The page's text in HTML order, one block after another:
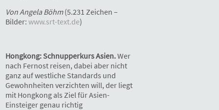
Von Angela Böhm(5.231 Zeichen –
Bilder: www.srt-text.de)
Hongkong: Schnupperkurs Asien.Wer
nach Fernost reisen, dabei aber nicht
ganz auf westliche Standards und
Gewohnheiten verzichten will, der liegt
mit Hongkong als Ziel für Asien-
Einsteiger genau richtig